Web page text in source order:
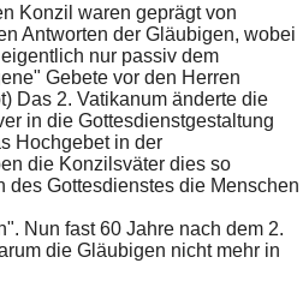
Konzil waren geprägt von
Antworten der Gläubigen, wobei
nur passiv dem
Gebete vor den Herren
Das 2. Vatikanum änderte die
in die Gottesdienstgestaltung
Hochgebet in der
die Konzilsväter dies so
Gottesdienstes die Menschen
Nun fast 60 Jahre nach dem 2.
die Gläubigen nicht mehr in